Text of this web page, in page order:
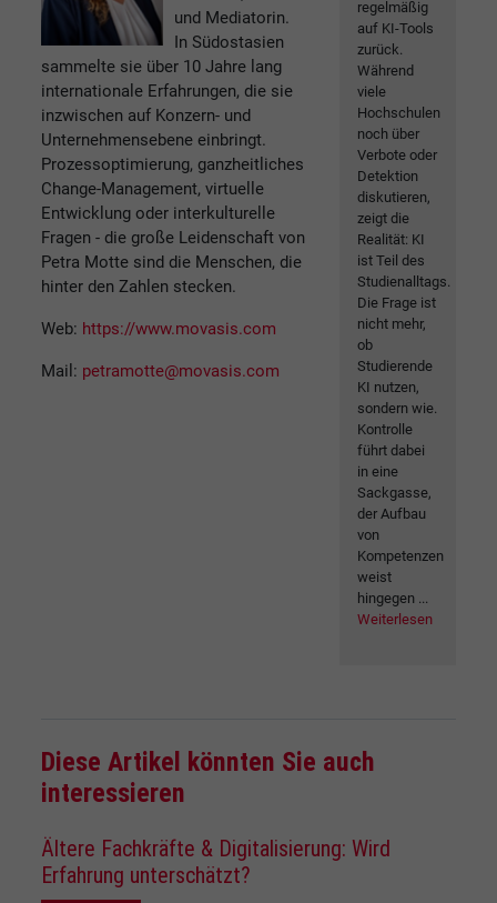
und Mediatorin.
In Südostasien
sammelte sie über 10 Jahre lang
internationale Erfahrungen, die sie
inzwischen auf Konzern- und
Unternehmensebene einbringt.
Prozessoptimierung, ganzheitliches
Change-Management, virtuelle
Entwicklung oder interkulturelle
Fragen - die große Leidenschaft von
Petra Motte sind die Menschen, die
hinter den Zahlen stecken.
Web: https://www.movasis.com
Mail: petramotte@movasis.com
regelmäßig
auf KI-Tools
zurück.
Während
viele
Hochschulen
noch über
Verbote oder
Detektion
diskutieren,
zeigt die
Realität: KI
ist Teil des
Studienalltags.
Die Frage ist
nicht mehr,
ob
Studierende
KI nutzen,
sondern wie.
Kontrolle
führt dabei
in eine
Sackgasse,
der Aufbau
von
Kompetenzen
weist
hingegen ...
Weiterlesen
Diese Artikel könnten Sie auch
interessieren
Ältere Fachkräfte & Digitalisierung: Wird
Erfahrung unterschätzt?